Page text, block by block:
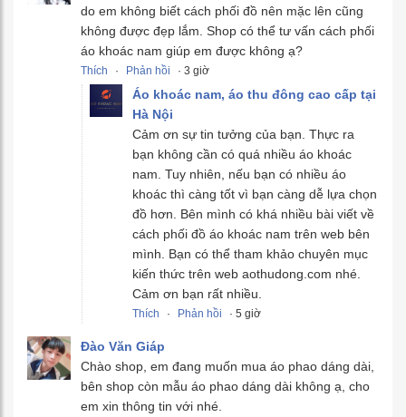
do em không biết cách phối đồ nên mặc lên cũng
không được đẹp lắm. Shop có thể tư vấn cách phối
áo khoác nam giúp em được không ạ?
Thích · Phản hồi · 3 giờ
Áo khoác nam, áo thu đông cao cấp tại
Hà Nội
Cảm ơn sự tin tưởng của bạn. Thực ra
bạn không cần có quá nhiều áo khoác
nam. Tuy nhiên, nếu bạn có nhiều áo
khoác thì càng tốt vì bạn càng dễ lựa chọn
đồ hơn. Bên mình có khá nhiều bài viết về
cách phối đồ áo khoác nam trên web bên
mình. Bạn có thể tham khảo chuyên mục
kiến thức trên web aothudong.com nhé.
Cảm ơn bạn rất nhiều.
Thích · Phản hồi · 5 giờ
Đào Văn Giáp
Chào shop, em đang muốn mua áo phao dáng dài,
bên shop còn mẫu áo phao dáng dài không ạ, cho
em xin thông tin với nhé.